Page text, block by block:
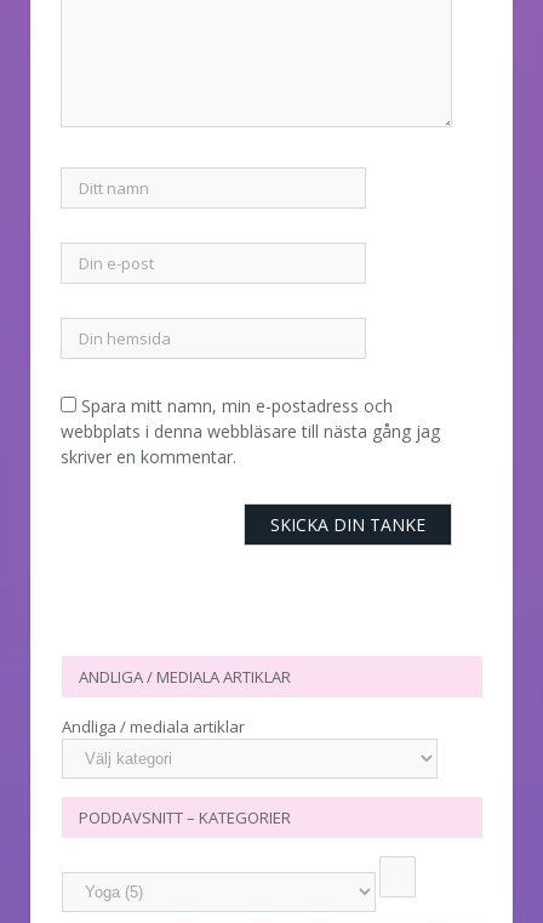
Spara mitt namn, min e-postadress och
webbplats i denna webbläsare till nästa gång jag
skriver en kommentar.
ANDLIGA / MEDIALA ARTIKLAR
Andliga / mediala artiklar
PODDAVSNITT – KATEGORIER